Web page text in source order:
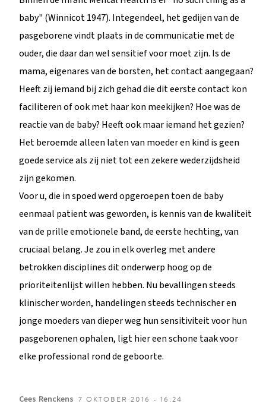
baby" (Winnicot 1947). Integendeel, het gedijen van de
pasgeborene vindt plaats in de communicatie met de
ouder, die daar dan wel sensitief voor moet zijn. Is de
mama, eigenares van de borsten, het contact aangegaan?
Heeft zij iemand bij zich gehad die dit eerste contact kon
faciliteren of ook met haar kon meekijken? Hoe was de
reactie van de baby? Heeft ook maar iemand het gezien?
Het beroemde alleen laten van moeder en kind is geen
goede service als zij niet tot een zekere wederzijdsheid
zijn gekomen.
Voor u, die in spoed werd opgeroepen toen de baby
eenmaal patient was geworden, is kennis van de kwaliteit
van de prille emotionele band, de eerste hechting, van
cruciaal belang. Je zou in elk overleg met andere
betrokken disciplines dit onderwerp hoog op de
prioriteitenlijst willen hebben. Nu bevallingen steeds
klinischer worden, handelingen steeds technischer en
jonge moeders van dieper weg hun sensitiviteit voor hun
pasgeborenen ophalen, ligt hier een schone taak voor
elke professional rond de geboorte.
Cees Renckens 7 OKTOBER 2016 - 16:24